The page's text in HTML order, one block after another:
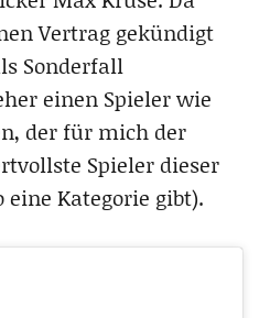
Vertrag gekündigt
Sonderfall
einen Spieler wie
der für mich der
Spieler dieser
eine Kategorie gibt).